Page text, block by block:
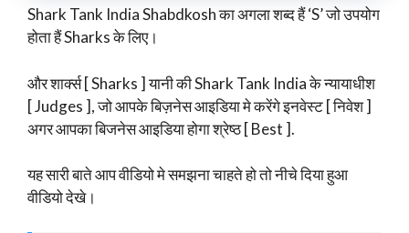
Shark Tank India Shabdkosh का अगला शब्द हैं ‘S’ जो उपयोग
होता हैं Sharks के लिए।
और शार्क्स [ Sharks ] यानी की Shark Tank India के न्यायाधीश
[ Judges ], जो आपके बिज़नेस आइडिया मे करेंगे इनवेस्ट [ निवेश ]
अगर आपका बिजनेस आइडिया होगा श्रेष्ठ [ Best ].
यह सारी बाते आप वीडियो मे समझना चाहते हो तो नीचे दिया हुआ
वीडियो देखे।